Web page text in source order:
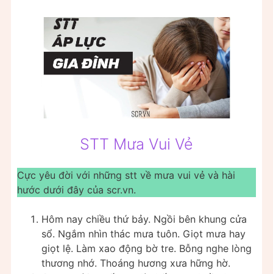
STT Mưa Vui Vẻ
Cực yêu đời với những stt về mưa vui vẻ và hài
hước dưới đây của scr.vn.
Hôm nay chiều thứ bảy. Ngồi bên khung cửa
sổ. Ngắm nhìn thác mưa tuôn. Giọt mưa hay
giọt lệ. Làm xao động bờ tre. Bỗng nghe lòng
thương nhớ. Thoáng hương xưa hững hờ.